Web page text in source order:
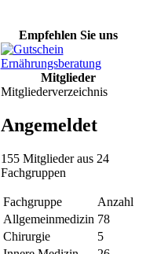
Empfehlen Sie uns
Mitglieder
Mitgliederverzeichnis
Angemeldet
155 Mitglieder aus 24
Fachgruppen
Fachgruppe
Anzahl
Allgemeinmedizin 78
Chirurgie
5